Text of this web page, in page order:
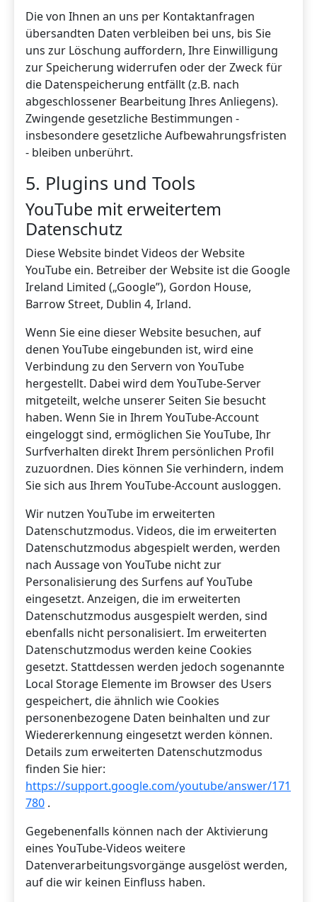
Die von Ihnen an uns per Kontaktanfragen
übersandten Daten verbleiben bei uns, bis Sie
uns zur Löschung auffordern, Ihre Einwilligung
zur Speicherung widerrufen oder der Zweck für
die Datenspeicherung entfällt (z.B. nach
abgeschlossener Bearbeitung Ihres Anliegens).
Zwingende gesetzliche Bestimmungen -
insbesondere gesetzliche Aufbewahrungsfristen
- bleiben unberührt.
5. Plugins und Tools
YouTube mit erweitertem
Datenschutz
Diese Website bindet Videos der Website
YouTube ein. Betreiber der Website ist die Google
Ireland Limited („Google”), Gordon House,
Barrow Street, Dublin 4, Irland.
Wenn Sie eine dieser Website besuchen, auf
denen YouTube eingebunden ist, wird eine
Verbindung zu den Servern von YouTube
hergestellt. Dabei wird dem YouTube-Server
mitgeteilt, welche unserer Seiten Sie besucht
haben. Wenn Sie in Ihrem YouTube-Account
eingeloggt sind, ermöglichen Sie YouTube, Ihr
Surfverhalten direkt Ihrem persönlichen Profil
zuzuordnen. Dies können Sie verhindern, indem
Sie sich aus Ihrem YouTube-Account ausloggen.
Wir nutzen YouTube im erweiterten
Datenschutzmodus. Videos, die im erweiterten
Datenschutzmodus abgespielt werden, werden
nach Aussage von YouTube nicht zur
Personalisierung des Surfens auf YouTube
eingesetzt. Anzeigen, die im erweiterten
Datenschutzmodus ausgespielt werden, sind
ebenfalls nicht personalisiert. Im erweiterten
Datenschutzmodus werden keine Cookies
gesetzt. Stattdessen werden jedoch sogenannte
Local Storage Elemente im Browser des Users
gespeichert, die ähnlich wie Cookies
personenbezogene Daten beinhalten und zur
Wiedererkennung eingesetzt werden können.
Details zum erweiterten Datenschutzmodus
finden Sie hier:
https://support.google.com/youtube/answer/171
780 .
Gegebenenfalls können nach der Aktivierung
eines YouTube-Videos weitere
Datenverarbeitungsvorgänge ausgelöst werden,
auf die wir keinen Einfluss haben.